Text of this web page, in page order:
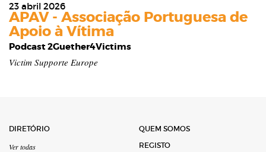
23 abril 2026
APAV - Associação Portuguesa de
Apoio à Vítima
Podcast 2Guether4Victims
Victim Supporte Europe
DIRETÓRIO
Ver todas
QUEM SOMOS
REGISTO